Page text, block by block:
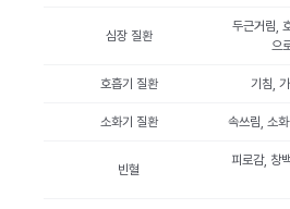
심장 질환
두근거림,
으
호흡기 질환 기침,
소화기 질환 속쓰림, 소
빈혈
피로감, 창